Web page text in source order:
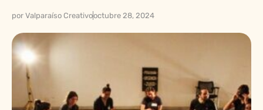
por Valparaíso Creativooctubre 28, 2024